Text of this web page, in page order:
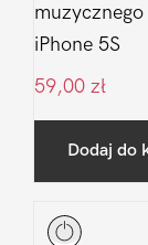
iPhone 5S
59,00 zł
Dodaj do